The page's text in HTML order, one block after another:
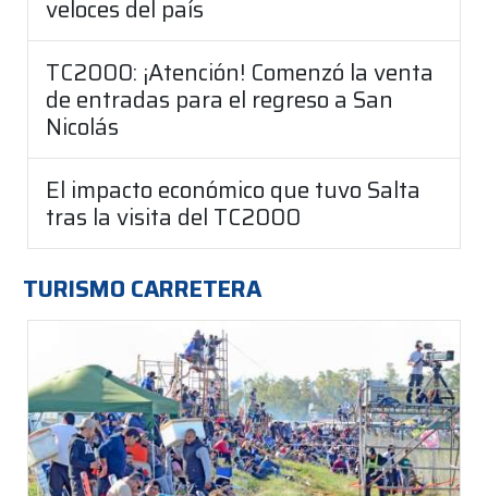
veloces del país
TC2000: ¡Atención! Comenzó la venta
de entradas para el regreso a San
Nicolás
El impacto económico que tuvo Salta
tras la visita del TC2000
TURISMO CARRETERA